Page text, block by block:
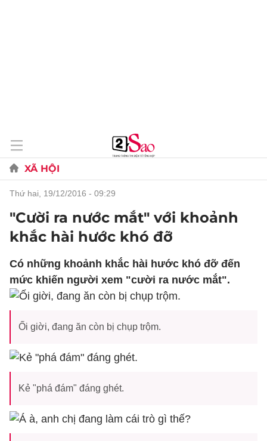
XÃ HỘI
thứ hai, 19/12/2016 - 09:29
"Cười ra nước mắt" với khoảnh
khắc hài hước khó đỡ
Có những khoảnh khắc hài hước khó đỡ đến
mức khiến người xem "cười ra nước mắt".
Ối giời, đang ăn còn bị chụp trộm.
Kẻ "phá đám" đáng ghét.